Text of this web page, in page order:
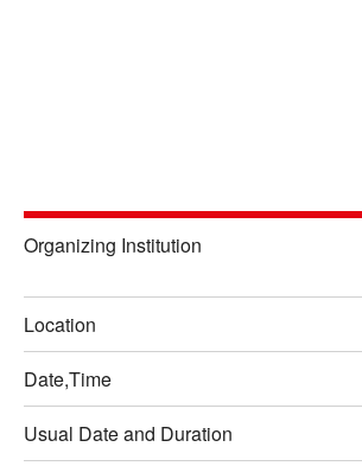
Organizing Institution
Location
Date,Time
Usual Date and Duration